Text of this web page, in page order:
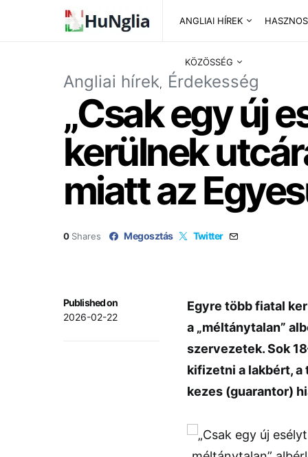
ANGLIAI HÍREK
KÖZÖSSÉG
Angliai hírek Érdekesség
„Csak egy új
kerülnek
miatt az
0 Shares Megosztás Twitter
Published on
2026-02-22
Egyre több fiatal
a „méltánytalan”
szervezetek. Sok
kifizetni a lakbért,
kezes (guarantor)